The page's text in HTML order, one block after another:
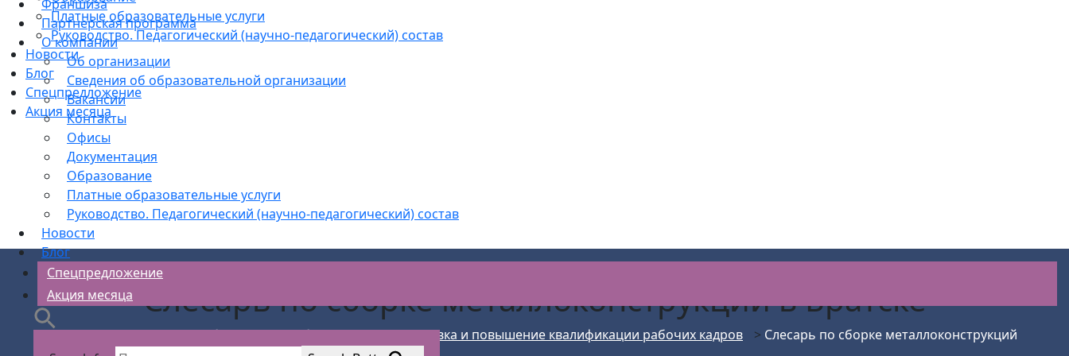
Платные образовательные услуги
Руководство. Педагогический (научно-педагогический) состав
Новости
Блог
Спецпредложение
Акция месяца
Франшиза
Партнерская программа
О компании
Об организации
Сведения об образовательной организации
Вакансии
Контакты
Офисы
Документация
Образование
Платные образовательные услуги
Руководство. Педагогический (научно-педагогический) состав
Новости
Блог
Спецпредложение
Акция месяца
Слесарь по сборке металлоконструкцийв Братске
АС Безопасности > Рабочие кадры обучение > Подготовка и повышение квалификации рабочих кадров > Слесарь по сборке металлоконструкций